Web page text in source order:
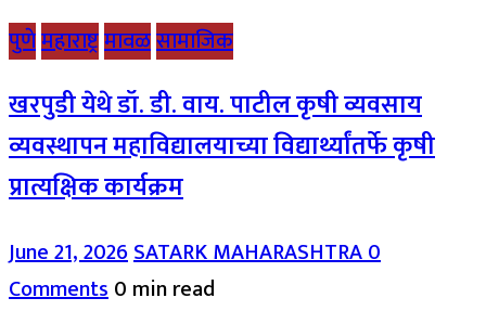
पुणेमहाराष्ट्रमावळसामाजिक
खरपुडी येथे डॉ. डी. वाय. पाटील कृषी व्यवसाय
व्यवस्थापन महाविद्यालयाच्या विद्यार्थ्यांतर्फे कृषी
प्रात्यक्षिक कार्यक्रम
June 21, 2026SATARK MAHARASHTRA0
Comments0 min read